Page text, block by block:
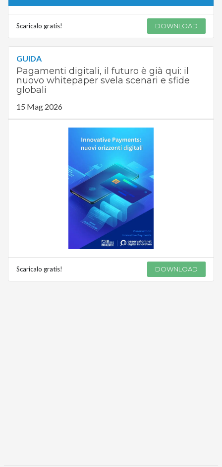
Scaricalo gratis! DOWNLOAD
GUIDA
Pagamenti digitali, il futuro è già qui: il
nuovo whitepaper svela scenari e sfide
globali
15 Mag 2026
Scaricalo gratis! DOWNLOAD